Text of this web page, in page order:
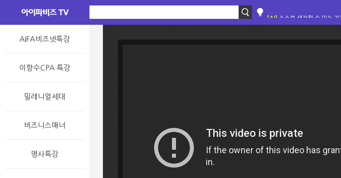
AIFA비즈넷특강
이항수CPA 특강
밀레니얼세대
비즈니스매너
명사특강